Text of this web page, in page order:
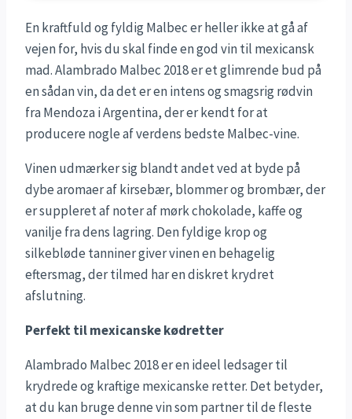
En kraftfuld og fyldig Malbec er heller ikke at gå af
vejen for, hvis du skal finde en god vin til mexicansk
mad. Alambrado Malbec 2018 er et glimrende bud på
en sådan vin, da det er en intens og smagsrig rødvin
fra Mendoza i Argentina, der er kendt for at
producere nogle af verdens bedste Malbec-vine.
Vinen udmærker sig blandt andet ved at byde på
dybe aromaer af kirsebær, blommer og brombær, der
er suppleret af noter af mørk chokolade, kaffe og
vanilje fra dens lagring. Den fyldige krop og
silkebløde tanniner giver vinen en behagelig
eftersmag, der tilmed har en diskret krydret
afslutning.
Perfekt til mexicanske kødretter
Alambrado Malbec 2018 er en ideel ledsager til
krydrede og kraftige mexicanske retter. Det betyder,
at du kan bruge denne vin som partner til de fleste